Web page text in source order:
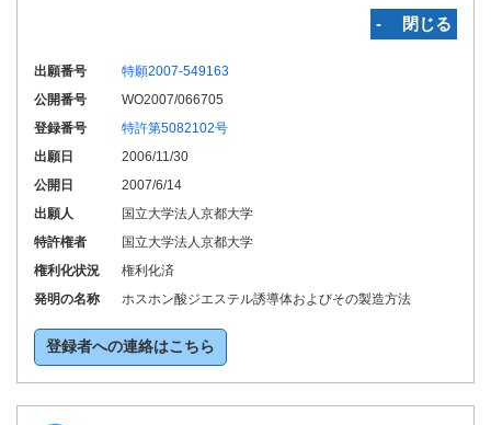
‐ 閉じる
出願番号
特願2007-549163
公開番号
WO2007/066705
登録番号
特許第5082102号
出願日
2006/11/30
公開日
2007/6/14
出願人
国立大学法人京都大学
特許権者
国立大学法人京都大学
権利化状況
権利化済
発明の名称
ホスホン酸ジエステル誘導体およびその製造方法
登録者への連絡はこちら